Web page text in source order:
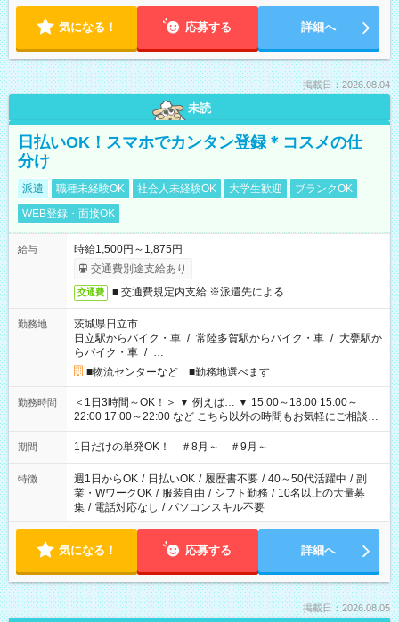
気になる！ 応募する 詳細へ
掲載日：2026.08.04
未読
日払いOK！スマホでカンタン登録＊コスメの仕
分け
派遣 職種未経験OK 社会人未経験OK 大学生歓迎
ブランクOK
WEB登録・面接OK
給与
時給1,500円～1,875円
交通費別途支給あり
交通費 ■ 交通費規定内支給 ※派遣先による
勤務地
茨城県日立市
日立駅からバイク・車 / 常陸多賀駅からバイク・車 / 大甕駅か
らバイク・車 / …
■物流センターなど ■勤務地選べます
勤務時間
＜1日3時間～OK！＞ ▼ 例えば… ▼ 15:00～18:00 15:00～
22:00 17:00～22:00 など こちら以外の時間もお気軽にご相談く
ださい！
期間 1日だけの単発OK！ ＃8月～ ＃9月～
特徴 週1日からOK / 日払いOK / 履歴書不要 / 40～50代活躍中 / 副
業・WワークOK / 服装自由 / シフト勤務 / 10名以上の大量募
集 / 電話対応なし / パソコンスキル不要
気になる！ 応募する 詳細へ
掲載日：2026.08.05